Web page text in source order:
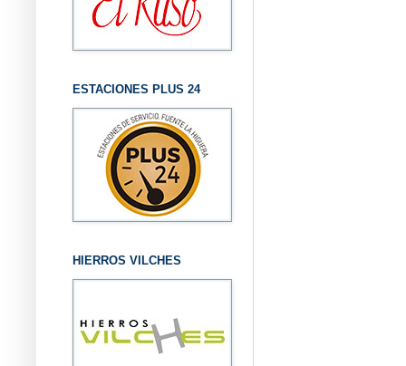
ESTACIONES PLUS 24
HIERROS VILCHES